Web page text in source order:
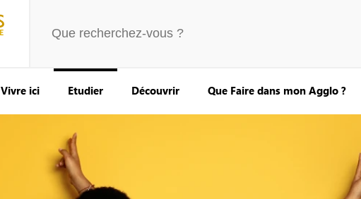
Vivre ici Etudier Découvrir Que Faire dans mon Agglo ?